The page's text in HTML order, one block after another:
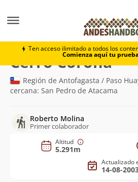
Ten acceso ilimitado a todos los
Comienza aquí tu
Cerro Corona
Cerro Corona
Región de Antofagasta / Paso
cercana: San Pedro de Atacama
Roberto Molina
Primer colaborador
Altitud
5.291m
Actualizado
14-08-